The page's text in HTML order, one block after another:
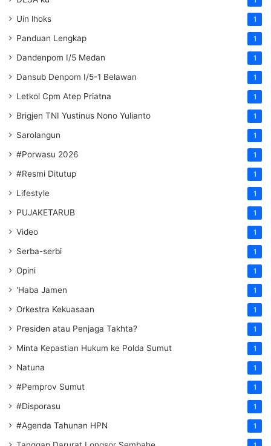
Uin lhoks 1
Panduan Lengkap 1
Dandenpom I/5 Medan 1
Dansub Denpom I/5-1 Belawan 1
Letkol Cpm Atep Priatna 1
Brigjen TNI Yustinus Nono Yulianto 1
Sarolangun 1
#Porwasu 2026 1
#Resmi Ditutup 1
Lifestyle 1
PUJAKETARUB 1
Video 1
Serba-serbi 1
Opini 1
'Haba Jamen 1
Orkestra Kekuasaan 1
Presiden atau Penjaga Takhta? 1
Minta Kepastian Hukum ke Polda Sumut 1
Natuna 1
#Pemprov Sumut 1
#Disporasu 1
#Agenda Tahunan HPN 1